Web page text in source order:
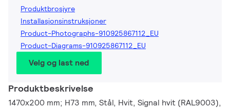
Produktbrosjyre
Installasjonsinstruksjoner
Product-Photographs-910925867112_EU
Product-Diagrams-910925867112_EU
Velg og last ned
Produktbeskrivelse
1470x200 mm; H73 mm, Stål, Hvit, Signal hvit (RAL9003),